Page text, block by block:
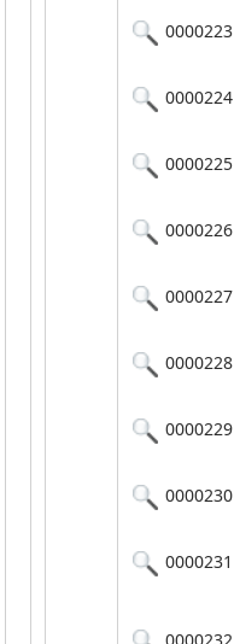
0000223
0000224
0000225
0000226
0000227
0000228
0000229
0000230
0000231